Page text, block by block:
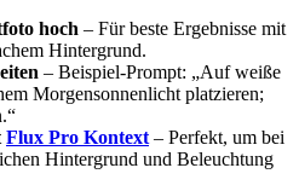
hoch – Für beste Ergebnisse mit
Hintergrund.
– Beispiel-Prompt: „Auf weiße
Morgensonnenlicht platzieren;
Flux Pro Kontext – Perfekt, um bei
Hintergrund und Beleuchtung